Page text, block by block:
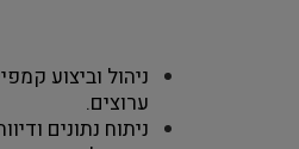
ניהול וביצוע
ערוצים.
ניתוח נתונים